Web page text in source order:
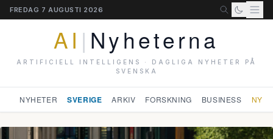
FREDAG 7 AUGUSTI 2026
AI | Nyheterna
ARTIFICIELL INTELLIGENS · DAGLIGA NYHETER PÅ
SVENSKA
NYHETER SVERIGE ARKIV FORSKNING BUSINESS